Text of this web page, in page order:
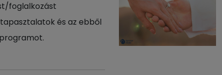
foglalkozást
és az ebből